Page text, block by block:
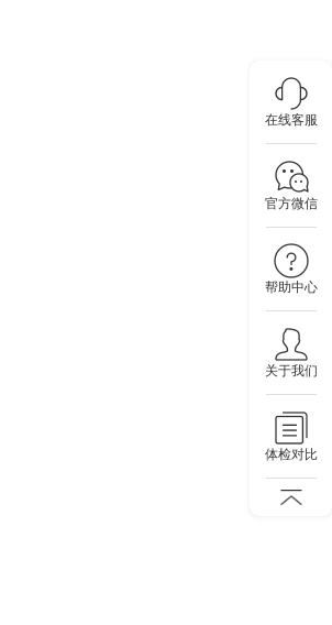
在线客服
官方微信
帮助中心
关于我们
体检对比